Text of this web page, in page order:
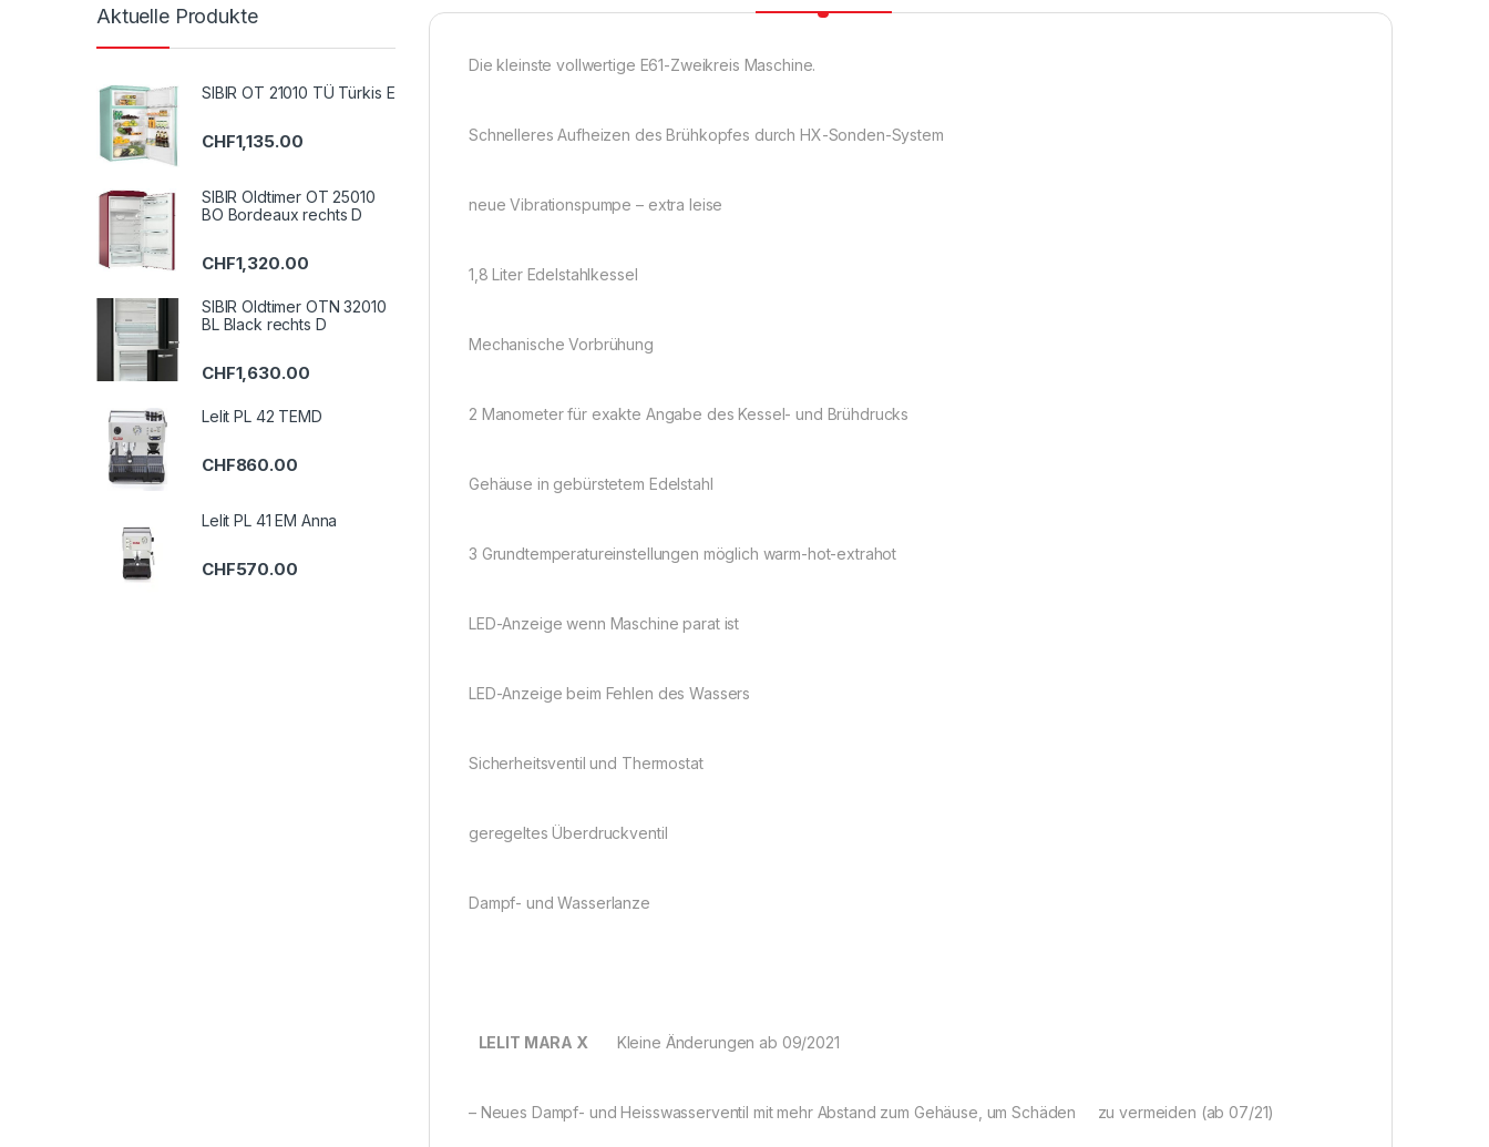
Die kleinste vollwertige E61-Zweikreis Maschine.
Schnelleres Aufheizen des Brühkopfes durch HX-Sonden-System
neue Vibrationspumpe – extra leise
1,8 Liter Edelstahlkessel
Mechanische Vorbrühung
2 Manometer für exakte Angabe des Kessel- und Brühdrucks
Gehäuse in gebürstetem Edelstahl
3 Grundtemperatureinstellungen möglich warm-hot-extrahot
LED-Anzeige wenn Maschine parat ist
LED-Anzeige beim Fehlen des Wassers
Sicherheitsventil und Thermostat
geregeltes Überdruckventil
Dampf- und Wasserlanze
LELIT MARA X Kleine Änderungen ab 09/2021
– Neues Dampf- und Heisswasserventil mit mehr Abstand zum Gehäuse, um Schäden zu vermeiden (ab 07/21)
Aktuelle Produkte
SIBIR OT 21010 TÜ Türkis E
CHF1,135.00
SIBIR Oldtimer OT 25010
BO Bordeaux rechts D
CHF1,320.00
SIBIR Oldtimer OTN 32010
BL Black rechts D
CHF1,630.00
Lelit PL 42 TEMD
CHF860.00
Lelit PL 41 EM Anna
CHF570.00